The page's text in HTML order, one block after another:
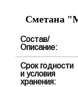
Сметана
Состав/
Описание:
Срок годности
и условия
хранения: